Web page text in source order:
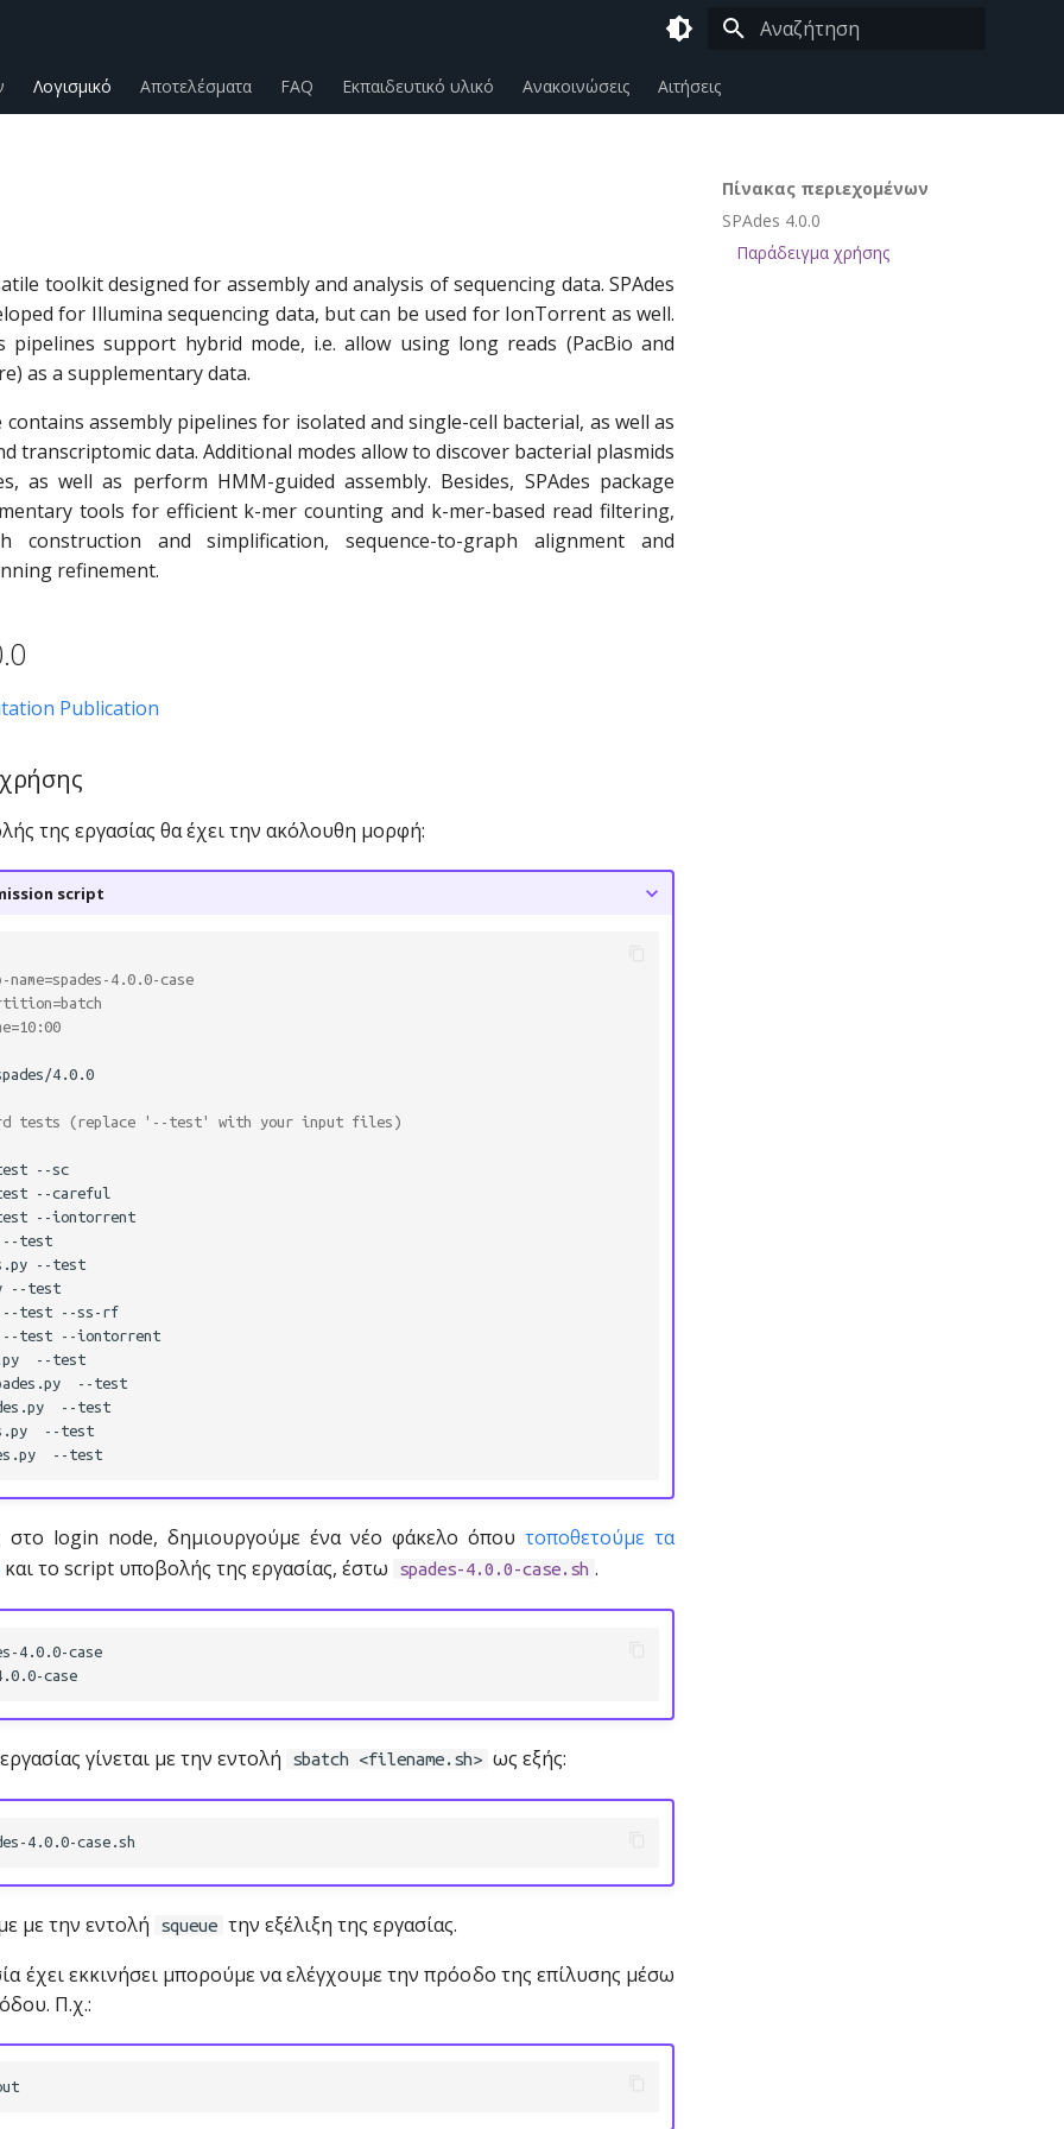
Λογισμικό Αποτελέσματα FAQ Εκπαιδευτικό υλικό Ανακοινώσεις Αιτήσεις
Πίνακας περιεχομένων
SPAdes 4.0.0
Παράδειγμα χρήσης
toolkit designed for assembly and analysis of sequencing data. SPAdes
for Illumina sequencing data, but can be used for IonTorrent as well.
pipelines support hybrid mode, i.e. allow using long reads (PacBio and
as a supplementary data.
contains assembly pipelines for isolated and single-cell bacterial, as well as
transcriptomic data. Additional modes allow to discover bacterial plasmids
as well as perform HMM-guided assembly. Besides, SPAdes package
tools for efficient k-mer counting and k-mer-based read filtering,
construction and simplification, sequence-to-graph alignment and
refinement.
Publication
της εργασίας θα έχει την ακόλουθη μορφή:
script
name=spades-4.0.0-case
4.0.0
tests (replace '--test' with your input files)
--sc
--careful
--iontorrent
--test
--test
--test
--test
--ss-rf
--test
--iontorrent
--test
--test
--test
--test
--test
στο login node, δημιουργούμε ένα νέο φάκελο όπου τοποθετούμε τα
και το script υποβολής της εργασίας, έστω spades-4.0.0-case.sh .
spades-4.0.0-case
spades-4.0.0-case
γίνεται με την εντολή sbatch <filename.sh> ως εξής:
με την εντολή squeue την εξέλιξη της εργασίας.
έχει εκκινήσει μπορούμε να ελέγχουμε την πρόοδο της επίλυσης μέσω
Π.χ.:
*.out